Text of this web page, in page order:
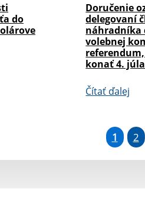
do
Doručenie
delegovaní
náhradníka
volebnej
konať 4.
Čítať ďalej
1 2